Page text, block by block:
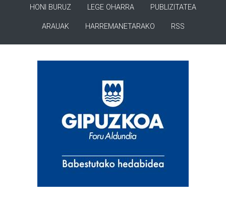
HONI BURUZ LEGE OHARRA PUBLIZITATEA
ARAUAK HARREMANETARAKO RSS